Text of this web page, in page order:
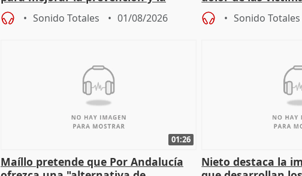
actuación frente a incendios
Sonido Totales 01/08/2026 Sonido Totales
01:26
Maíllo pretende que Por Andalucía
Nieto destaca la